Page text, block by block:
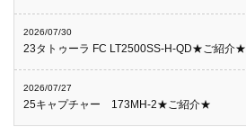
2026/07/30
23タトゥーラ FC LT2500SS-H-QD★ご紹介★
2026/07/27
25キャプチャー 173MH-2★ご紹介★